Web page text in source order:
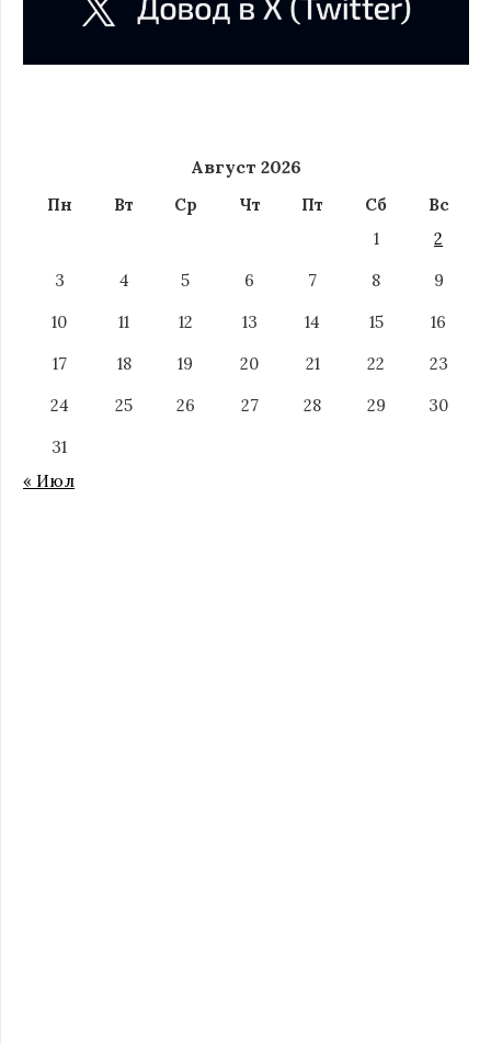
Август 2026
Пн Вт Ср Чт Пт Сб
Вс
1
2
3
4 5 6 7 8
9
10
11 12 13 14 15
16
17
18 19 20 21 22
23
24
25 26 27 28 29
30
31
« Июл